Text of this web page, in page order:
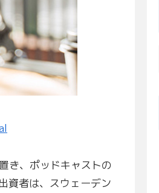
き、ポッドキャストの
資者は、スウェーデン